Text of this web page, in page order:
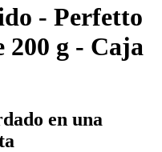
- Perfetto
g - Caja
en una